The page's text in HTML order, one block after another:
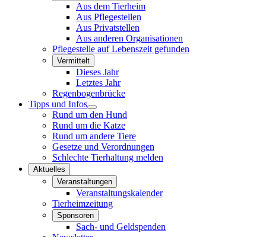
Aus dem Tierheim
Aus Pflegestellen
Aus Privatstellen
Aus anderen Organisationen
Pflegestelle auf Lebenszeit gefunden
Vermittelt
Dieses Jahr
Letztes Jahr
Regenbogenbrücke
Tipps und Infos
Rund um den Hund
Rund um die Katze
Rund um andere Tiere
Gesetze und Verordnungen
Schlechte Tierhaltung melden
Aktuelles
Veranstaltungen
Veranstaltungskalender
Tierheimzeitung
Sponsoren
Sach- und Geldspenden